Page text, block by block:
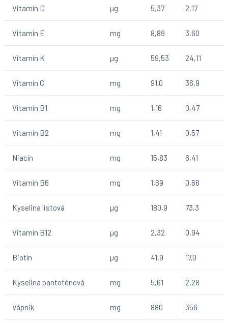
Vitamín D µg 5,37 2,17
Vitamín E mg 8,89 3,60
Vitamín K µg 59,53 24,11
Vitamín C mg 91,0 36,9
Vitamín B1 mg 1,16 0,47
Vitamín B2 mg 1,41 0,57
Niacín mg 15,83 6,41
Vitamín B6 mg 1,69 0,68
Kyselina listová µg 180,9 73,3
Vitamín B12 µg 2,32 0,94
Biotín µg 41,9 17,0
Kyselina pantoténová mg 5,61 2,28
Vápnik mg 880 356